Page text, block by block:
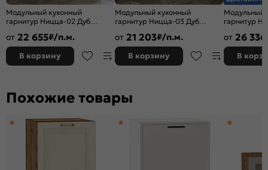
Модульный кухонный
гарнитур Ницца-02 Дуб
2140x3300x600
от 22 655₽/п.м.
В корзину
Модульный кухонный
гарнитур Ницца-03 Дуб
2340x1890/2400x600
от 21 203₽/п.м.
В корзину
Модульный
гарнитур
от 26 336
В
Похожие товары